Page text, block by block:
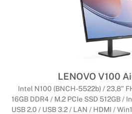
Počítače Lenovo All-in-
Všestranný spoločník
jedná o priestorovo úsporné
nielen v domácnosti.
LENOVO V100
Intel N100 (BNCH-5522b) / 23,8"
16GB DDR4 / M.2 PCIe SSD 512GB /
USB 2.0 / USB 3.2 / LAN / HDMI /